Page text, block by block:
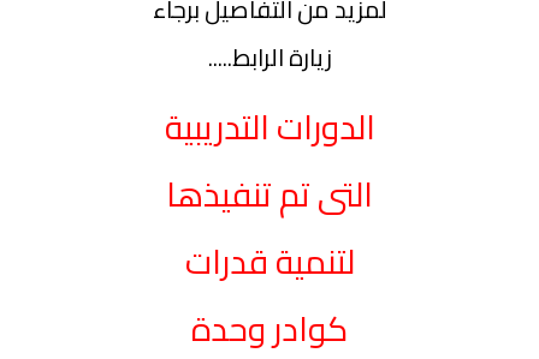
لمزيد من التفاصيل برجاء
زيارة الرابط.....
الدورات التدريبية
التى تم تنفيذها
لتنمية قدرات
كوادر وحدة